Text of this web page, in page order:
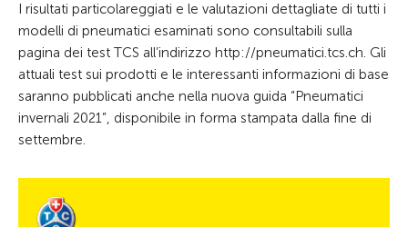
I risultati particolareggiati e le valutazioni dettagliate di tutti i
modelli di pneumatici esaminati sono consultabili sulla
pagina dei test TCS all’indirizzo http://pneumatici.tcs.ch. Gli
attuali test sui prodotti e le interessanti informazioni di base
saranno pubblicati anche nella nuova guida “Pneumatici
invernali 2021”, disponibile in forma stampata dalla fine di
settembre.